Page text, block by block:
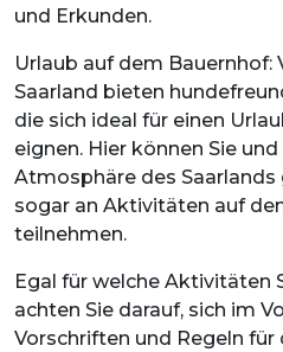
und Erkunden.
Urlaub auf dem Bauernhof:
Saarland bieten
die sich ideal für einen
eignen. Hier können Sie
Atmosphäre des
sogar an Aktivitäten auf
teilnehmen.
Egal für welche Aktivitäten
achten Sie darauf, sich im
Vorschriften und Regeln für